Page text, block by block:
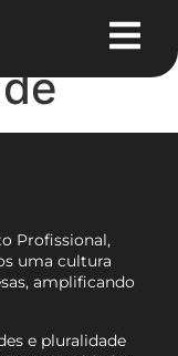
Profissional,
uma cultura
amplificando
e pluralidade